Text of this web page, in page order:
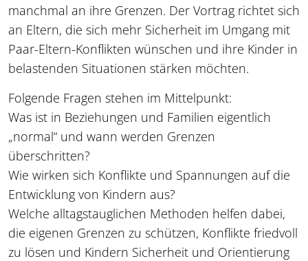
manchmal an ihre Grenzen. Der Vortrag richtet sich
an Eltern, die sich mehr Sicherheit im Umgang mit
Paar-Eltern-Konflikten wünschen und ihre Kinder in
belastenden Situationen stärken möchten.
Folgende Fragen stehen im Mittelpunkt:
Was ist in Beziehungen und Familien eigentlich
„normal“ und wann werden Grenzen
überschritten?
Wie wirken sich Konflikte und Spannungen auf die
Entwicklung von Kindern aus?
Welche alltagstauglichen Methoden helfen dabei,
die eigenen Grenzen zu schützen, Konflikte friedvoll
zu lösen und Kindern Sicherheit und Orientierung